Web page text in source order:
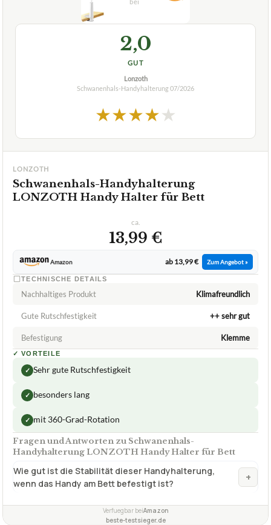
2,0
GUT
Lonzoth
Schwanenhals-Handyhalterung07/2026
★★★★★
LONZOTH
Schwanenhals-Handyhalterung
LONZOTH Handy Halter für Bett
ca.
13,99 €
Amazon ab 13,99 € Zum Angebot »
TECHNISCHE DETAILS
Nachhaltiges Produkt Klimafreundlich
Gute Rutschfestigkeit ++ sehr gut
Befestigung Klemme
✓ VORTEILE
✓ Sehr gute Rutschfestigkeit
✓ besonders lang
✓ mit 360-Grad-Rotation
Fragen und Antworten zu Schwanenhals-
Handyhalterung LONZOTH Handy Halter für Bett
Wie gut ist die Stabilität dieser Handyhalterung,
wenn das Handy am Bett befestigt ist?
+
Verfuegbar beiAmazon
beste-testsieger.de